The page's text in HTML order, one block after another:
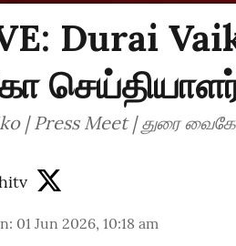
Durai
செய்தியாளர்
| Press Meet | துரை
: 01 Jun 2026, 10:18 am